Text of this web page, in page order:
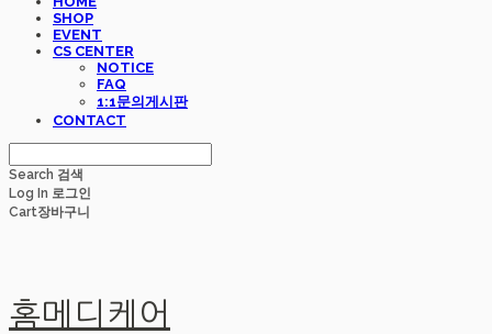
SHOP
EVENT
CS CENTER
NOTICE
FAQ
1:1문의게시판
CONTACT
Search 검색
Log In 로그인
Cart장바구니
홈메디케어